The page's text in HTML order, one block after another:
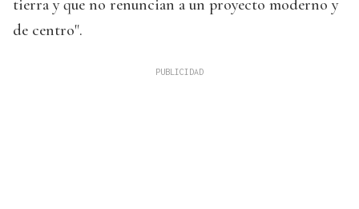
tierra y que no renuncian a un proyecto moderno y
de centro".